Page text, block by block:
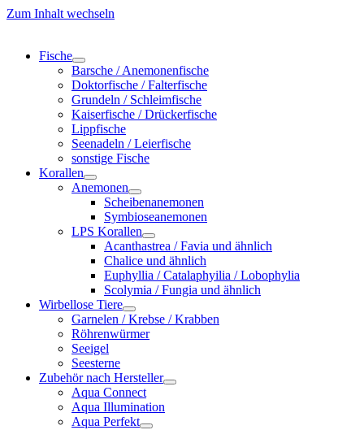
Zum Inhalt wechseln
Fische
Barsche / Anemonenfische
Doktorfische / Falterfische
Grundeln / Schleimfische
Kaiserfische / Drückerfische
Lippfische
Seenadeln / Leierfische
sonstige Fische
Korallen
Anemonen
Scheibenanemonen
Symbioseanemonen
LPS Korallen
Acanthastrea / Favia und ähnlich
Chalice und ähnlich
Euphyllia / Catalaphyilia / Lobophylia
Scolymia / Fungia und ähnlich
Wirbellose Tiere
Garnelen / Krebse / Krabben
Röhrenwürmer
Seeigel
Seesterne
Zubehör nach Hersteller
Aqua Connect
Aqua Illumination
Aqua Perfekt